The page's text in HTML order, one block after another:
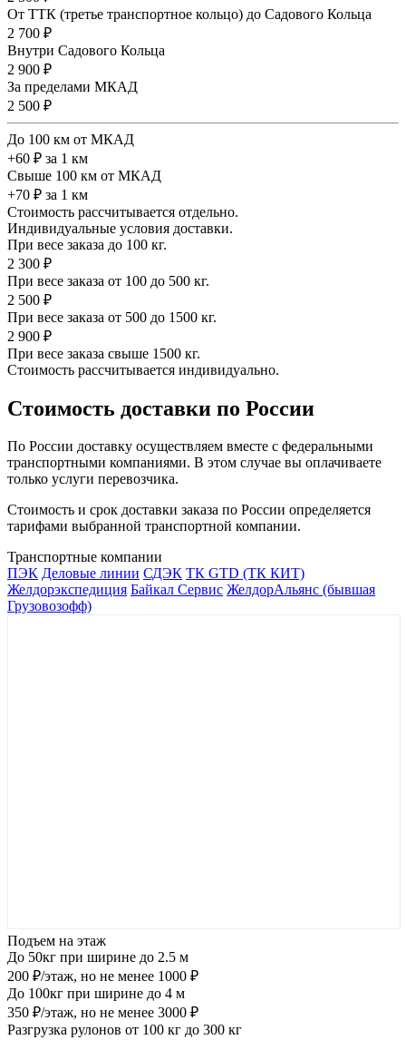
От ТТК (третье транспортное кольцо) до Садового Кольца
2 700 ₽
Внутри Садового Кольца
2 900 ₽
За пределами МКАД
2 500 ₽
До 100 км от МКАД
+60 ₽ за 1 км
Свыше 100 км от МКАД
+70 ₽ за 1 км
Стоимость рассчитывается отдельно.
Индивидуальные условия доставки.
При весе заказа до 100 кг.
2 300 ₽
При весе заказа от 100 до 500 кг.
2 500 ₽
При весе заказа от 500 до 1500 кг.
2 900 ₽
При весе заказа свыше 1500 кг.
Стоимость рассчитывается индивидуально.
Стоимость доставки по России
По России доставку осуществляем вместе с федеральными
транспортными компаниями. В этом случае вы оплачиваете
только услуги перевозчика.
Стоимость и срок доставки заказа по России определяется
тарифами выбранной транспортной компании.
Транспортные компании
ПЭК Деловые линии СДЭК ТК GTD (ТК КИТ)
Желдорэкспедиция Байкал Сервис ЖелдорАльянс (бывшая
Грузовозофф)
Подъем на этаж
До 50кг при ширине до 2.5 м
200 ₽/этаж, но не менее 1000 ₽
До 100кг при ширине до 4 м
350 ₽/этаж, но не менее 3000 ₽
Разгрузка рулонов от 100 кг до 300 кг